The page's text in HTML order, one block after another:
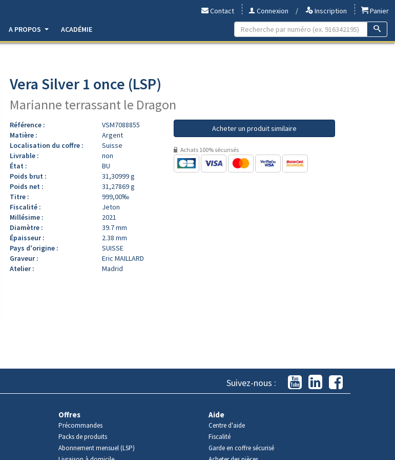
Contact Connexion / Inscription
Panier
A PROPOS ACADÉMIE
Vera Silver 1 once (LSP)
Marianne terrassant le Dragon
Référence :
VSM7088855
Matière :
Argent
Localisation du coffre :
Suisse
Livrable :
non
État :
BU
Poids brut :
31,30999 g
Poids net :
31,27869 g
Titre :
999,00‰
Fiscalité :
Jeton
Millésime :
2021
Diamètre :
39.7 mm
Épaisseur :
2.38 mm
Pays d'origine :
SUISSE
Graveur :
Eric MAILLARD
Atelier :
Madrid
Acheter un produit similaire
Achats 100% sécurisés
Suivez-nous :
Offres
Précommandes
Packs de produits
Abonnement mensuel (LSP)
Aide
Centre d'aide
Fiscalité
Garde en coffre sécurisé